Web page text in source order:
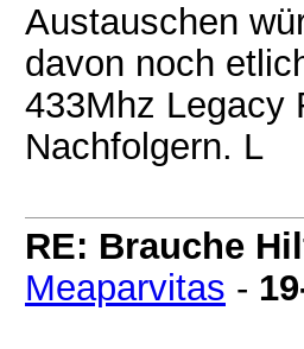
Austauschen
davon noch
433Mhz Legacy
Nachfolgern. L
RE: Brauche
Meaparvitas -